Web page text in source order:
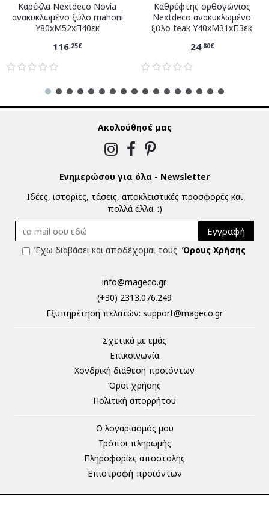
Καρέκλα Nextdeco Novia
ανακυκλωμένο ξύλο mahoni
Υ80xM52xΠ40εκ
116,25€
Καθρέφτης ορθογώνιος
Nextdeco ανακυκλωμένο
ξύλο teak Υ40xM31xΠ3εκ
24,80€
Ακολούθησέ μας
Ενημερώσου για όλα - Newsletter
Ιδέες, ιστορίες, τάσεις, αποκλειστικές προσφορές και
πολλά άλλα. :)
Εγγραφή
Έχω διαβάσει και αποδέχομαι τους Όρους Χρήσης
info@mageco.gr
(+30) 2313.076.249
Eξυπηρέτηση πελατών: support@mageco.gr
Σχετικά με εμάς
Επικοινωνία
Χονδρική διάθεση προϊόντων
Όροι χρήσης
Πολιτική απορρήτου
Ο λογαριασμός μου
Τρόποι πληρωμής
Πληροφορίες αποστολής
Επιστροφή προϊόντων